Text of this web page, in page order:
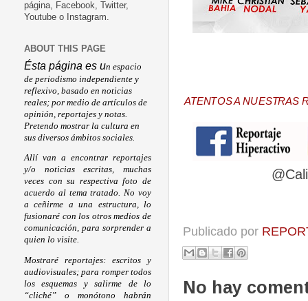
ATENTOS A NUESTRAS
Publicado por
No hay
página, Facebook, Twitter,
Youtube o Instagram.
ABOUT THIS PAGE
Ésta página es un espacio
de periodismo independiente y
reflexivo, basado en noticias
reales; por medio de artículos de
opinión, reportajes y notas.
Pretendo mostrar la cultura en
sus diversos ámbitos sociales.
Allí van a encontrar reportajes
y/o noticias escritas, muchas
veces con su respectiva foto de
acuerdo al tema tratado. No voy
a ceñirme a una estructura, lo
fusionaré con los otros medios de
comunicación, para sorprender a
quien lo visite.
Mostraré reportajes: escritos y
audiovisuales; para romper todos
los esquemas y salirme de lo
“cliché” o monótono habrán